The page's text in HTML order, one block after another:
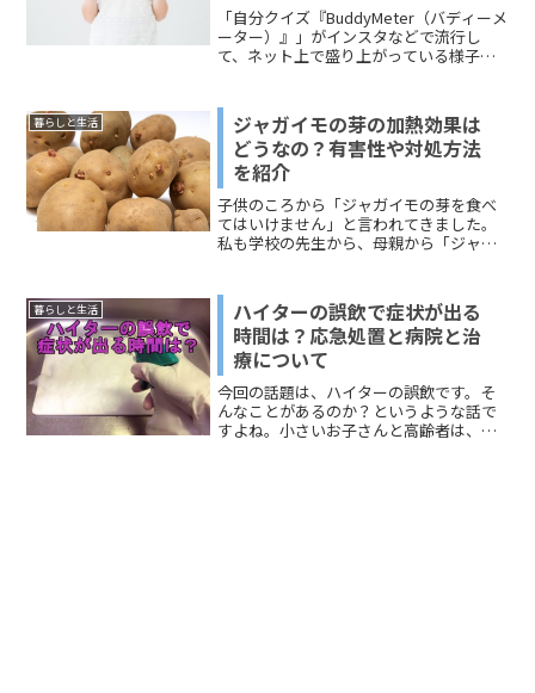
「自分クイズ『BuddyMeter（バディーメ
ーター）』」がインスタなどで流行し
て、ネット上で盛り上がっている様子が
必要な会でのゲーム、コンパでやる、婚
活でやる、といった感じです。自分に関
するクイズは、自分のことを知ってもら
うことができるので、さまざまな場面で
応用できます。誰が私のことを一番理解
しているか？そんなドキドキする場面で
も楽しめます。今回は、何かのきっかけ
で「自分に関するクイズを作らないとい
ついてお伝えしますね。
暮らしと生活
ジャガイモの芽の加熱効果は
どうなの？有害性や対処方法
を紹介
子供のころから「ジャガイモの芽を食べ
てはいけません」と言われてきました。
私も学校の先生から、母親から「ジャガ
から」子供の頃の私は安易に「おなか痛
くなる程度でしょ」くらい...
暮らしと生活
ハイターの誤飲で症状が出る
時間は？応急処置と病院と治
療について
今回の話題は、ハイターの誤飲です。そ
んなことがあるのか？というような話で
すよね。小さいお子さんと高齢者は、ハ